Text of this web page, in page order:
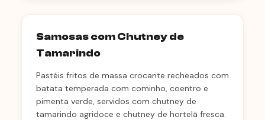
Samosas com Chutney de
Tamarindo
Pastéis fritos de massa crocante recheados com
batata temperada com cominho, coentro e
pimenta verde, servidos com chutney de
tamarindo agridoce e chutney de hortelã fresca.